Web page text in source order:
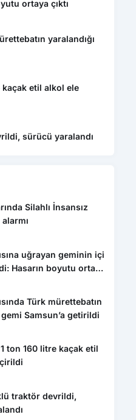
yaralandığı
etil alkol ele
sürücü yaralandı
uğrayan geminin içi
Türk mürettebatın
1 ton 160 litre kaçak etil
traktör devrildi,